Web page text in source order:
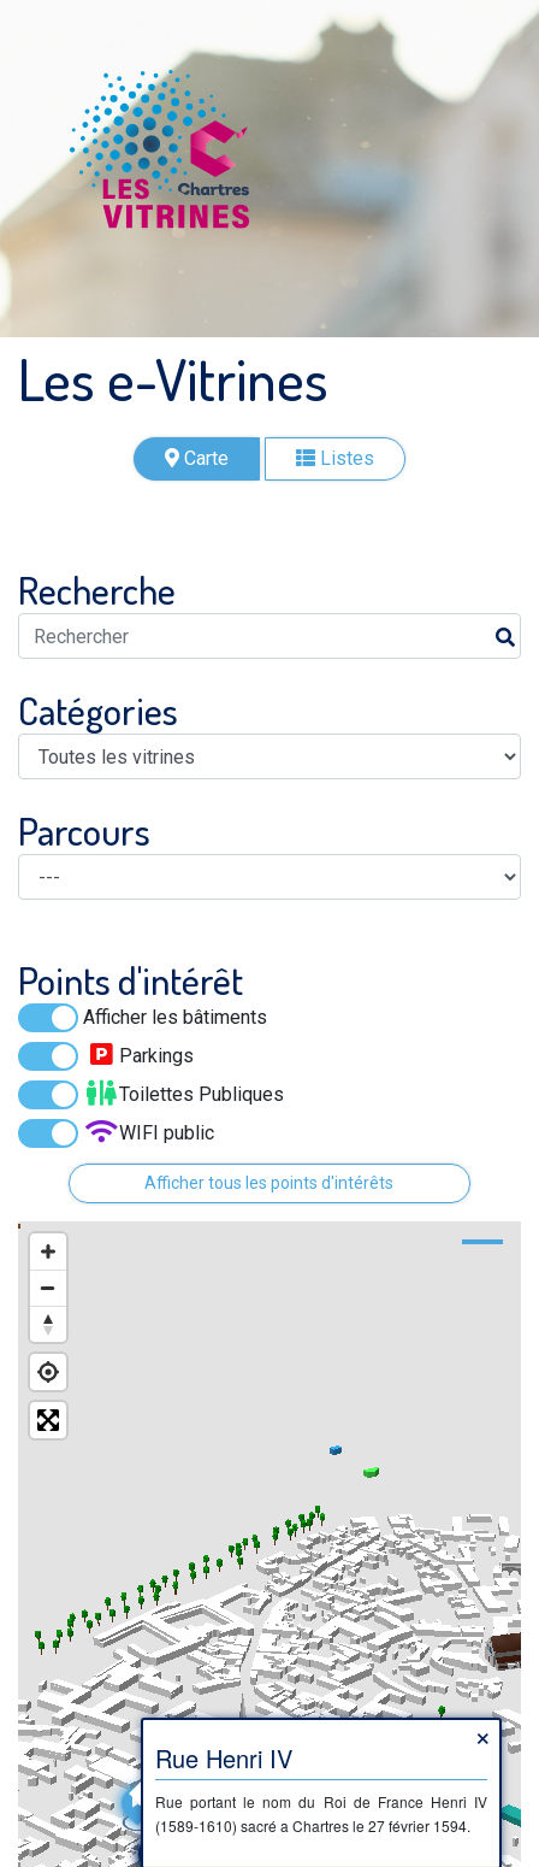
Les e-Vitrines
Carte Listes
Recherche
Catégories
Parcours
Points d'intérêt
Afficher les bâtiments
Parkings
Toilettes Publiques
WIFI public
Distributeurs de billet
Monuments
Afficher tous les points d'intérêts
×
Rue Henri IV
Rue portant le nom du Roi de France Henri IV
(1589-1610) sacré a Chartres le 27 février 1594.